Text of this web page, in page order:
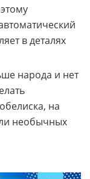
в деталях
народа и нет
на
необычных